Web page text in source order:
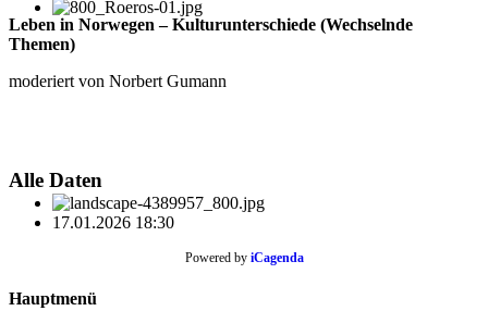
Leben in Norwegen – Kulturunterschiede (Wechselnde
Themen)
moderiert von Norbert Gumann
Alle Daten
17.01.2026 18:30
Powered by iCagenda
Hauptmenü